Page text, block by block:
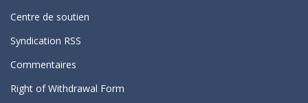
Centre de soutien
Syndication RSS
Commentaires
Right of Withdrawal Form